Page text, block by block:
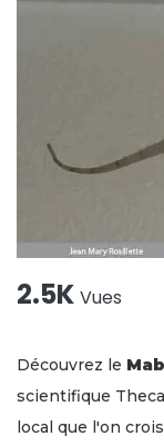
2.5K Vues
Découvrez le
scientifique
local que l'on